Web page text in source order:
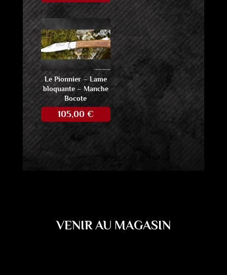
Le Pionnier – Lame
bloquante – Manche
Bocote
105,00 €
VENIR AU MAGASIN